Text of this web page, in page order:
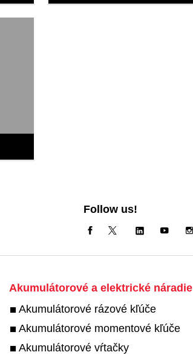
Follow us!
Akumulátorové a elektrické náradie
Akumulátorové rázové kľúče
Akumulátorové momentové kľúče
Akumulátorové vŕtačky